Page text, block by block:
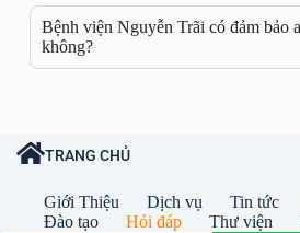
Bệnh viện Nguyễn Trãi có đảm bảo
không?
TRANG CHỦ
Giới Thiệu Dịch vụ Tin tức
Đào tạo
Hỏi đáp Thư viện